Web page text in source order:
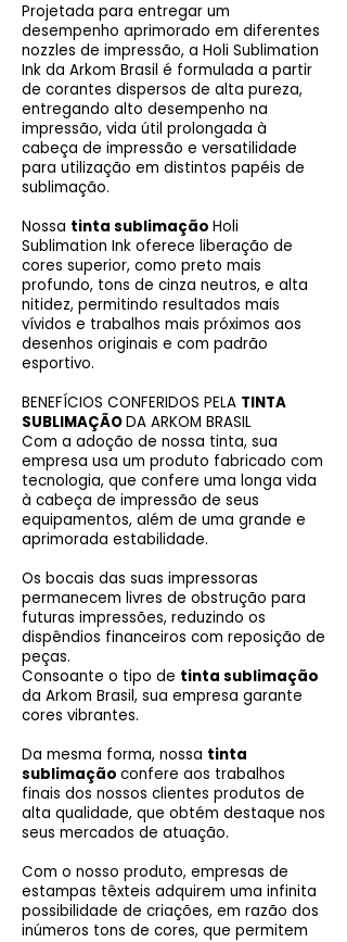
Projetada para entregar um
desempenho aprimorado em diferentes
nozzles de impressão, a Holi Sublimation
Ink da Arkom Brasil é formulada a partir
de corantes dispersos de alta pureza,
entregando alto desempenho na
impressão, vida útil prolongada à
cabeça de impressão e versatilidade
para utilização em distintos papéis de
sublimação.
Nossa tinta sublimação Holi
Sublimation Ink oferece liberação de
cores superior, como preto mais
profundo, tons de cinza neutros, e alta
nitidez, permitindo resultados mais
vívidos e trabalhos mais próximos aos
desenhos originais e com padrão
esportivo.
BENEFÍCIOS CONFERIDOS PELA TINTA
SUBLIMAÇÃODA ARKOM BRASIL
Com a adoção de nossa tinta, sua
empresa usa um produto fabricado com
tecnologia, que confere uma longa vida
à cabeça de impressão de seus
equipamentos, além de uma grande e
aprimorada estabilidade.
Os bocais das suas impressoras
permanecem livres de obstrução para
futuras impressões, reduzindo os
dispêndios financeiros com reposição de
peças.
Consoante o tipo de tinta sublimação
da Arkom Brasil, sua empresa garante
cores vibrantes.
Da mesma forma, nossa tinta
sublimação confere aos trabalhos
finais dos nossos clientes produtos de
alta qualidade, que obtém destaque nos
seus mercados de atuação.
Com o nosso produto, empresas de
estampas têxteis adquirem uma infinita
possibilidade de criações, em razão dos
inúmeros tons de cores, que permitem